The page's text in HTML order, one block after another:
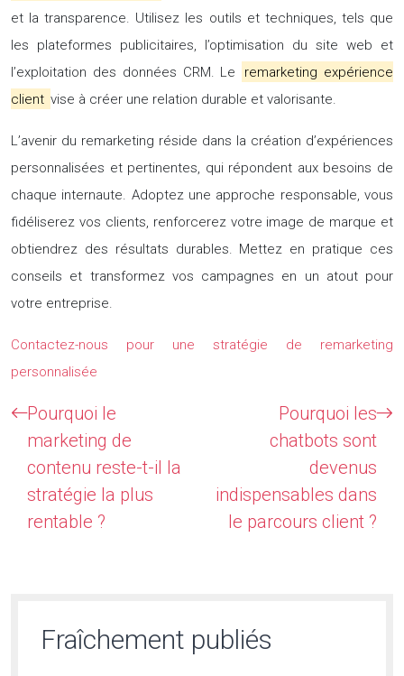
et la transparence. Utilisez les outils et techniques, tels que
les plateformes publicitaires, l’optimisation du site web et
l’exploitation des données CRM. Le
remarketing expérience
client vise à créer une relation durable et valorisante.
L’avenir du remarketing réside dans la création d’expériences
personnalisées et pertinentes, qui répondent aux besoins de
chaque internaute. Adoptez une approche responsable, vous
fidéliserez vos clients, renforcerez votre image de marque et
obtiendrez des résultats durables. Mettez en pratique ces
conseils et transformez vos campagnes en un atout pour
votre entreprise.
Contactez-nous pour une stratégie de remarketing
personnalisée
Pourquoi le
marketing de
contenu reste-t-il la
stratégie la plus
rentable ?
Pourquoi les
chatbots sont
devenus
indispensables dans
le parcours client ?
Fraîchement publiés